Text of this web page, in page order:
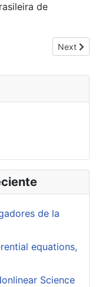
de la
equations,
Science
de
in codimension one
Next
Next